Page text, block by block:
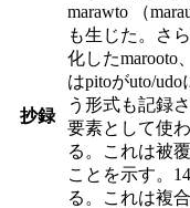
抄録
marawto （
も生じた。さ
化したmarooto
はpitoがuto/
う形式も記録
要素として使
る。これは被
ことを示す。
る。これは複